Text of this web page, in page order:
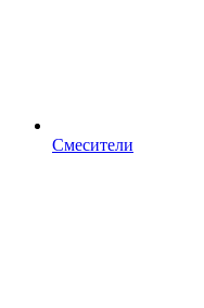
Смесители